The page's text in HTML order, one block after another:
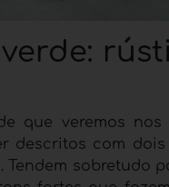
que veremos nos
descritos com dois
Tendem sobretudo